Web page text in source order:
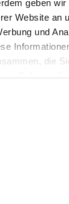
geben
Website an
und
die